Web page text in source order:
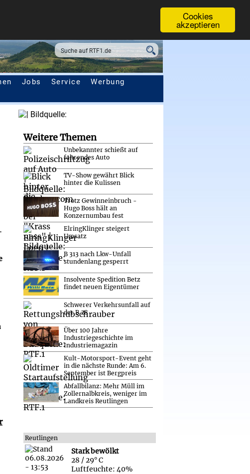
Cookies
akzeptieren
Jobs Service
Werbung
Weitere Themen
Unbekannter schießt auf
fahrendes Auto
TV-Show gewährt Blick
hinter die Kulissen
Trotz Gewinneinbruch -
Hugo Boss hält an
Konzernumbau fest
ElringKlinger steigert
Umsatz
B 313 nach Lkw-Unfall
stundenlang gesperrt
Insolvente Spedition Betz
findet neuen Eigentümer
Schwerer Verkehrsunfall auf
der B 28
Über 100 Jahre
Industriegeschichte im
Industriemagazin
Kult-Motorsport-Event geht
in die nächste Runde: Am 6.
September ist Bergpreis
Abfallbilanz: Mehr Müll im
Zollernalbkreis, weniger im
Landkreis Reutlingen
Reutlingen
Stark bewölkt
28 / 29° C
Luftfeuchte: 40%